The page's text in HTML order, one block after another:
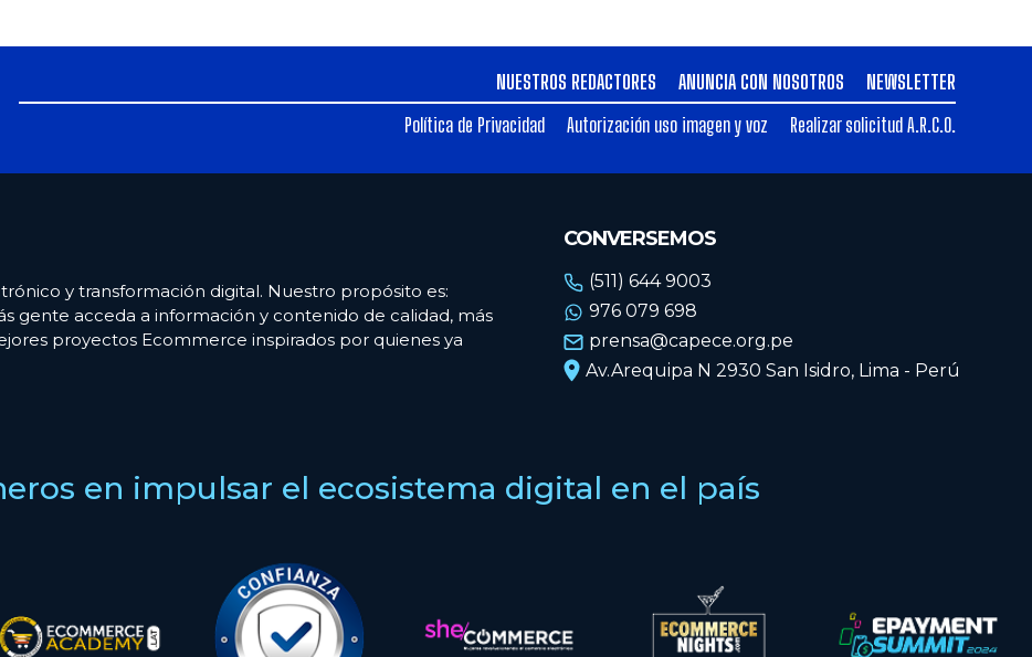
NUESTROS REDACTORES ANUNCIA CON NOSOTROS
NEWSLETTER
Política de Privacidad
Autorización uso imagen y voz Realizar solicitud A.R.C.O.
y transformación digital. Nuestro propósito es:
gente acceda a información y contenido de calidad, más
proyectos Ecommerce inspirados por quienes ya
CONVERSEMOS
(511) 644 9003
976 079 698
prensa@capece.org.pe
Av.Arequipa N 2930 San Isidro, Lima - Perú
en impulsar el ecosistema digital en el país